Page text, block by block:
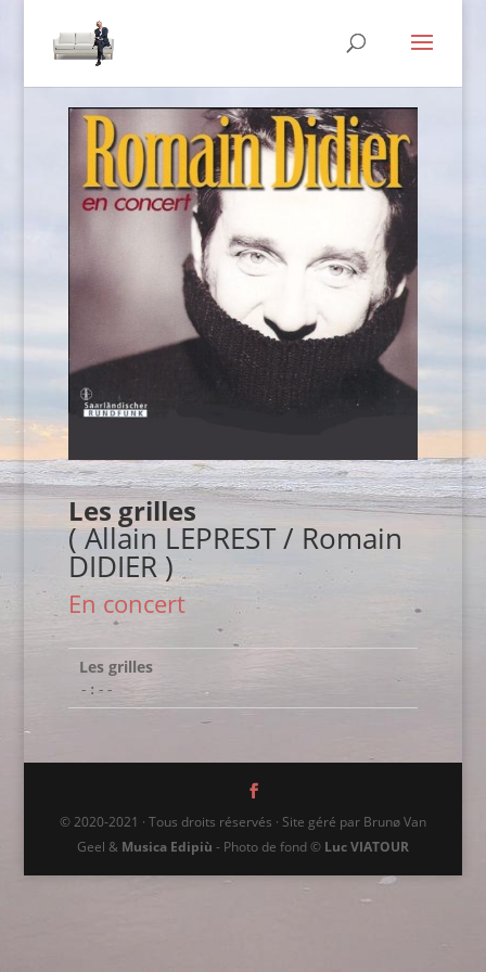
Les grilles
( Allain LEPREST / Romain
DIDIER )
En concert
Les grilles
-:--
© 2020-2021 · Tous droits réservés · Site géré par Brunø Van
Geel & Musica Edipiù - Photo de fond © Luc VIATOUR